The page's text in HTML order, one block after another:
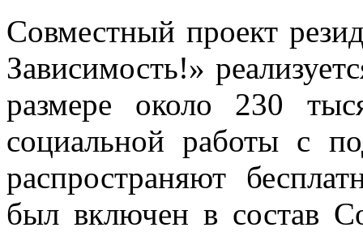
Совместный проект
Зависимость!»
размере около 230
социальной работы с
распространяют
был включен в состав